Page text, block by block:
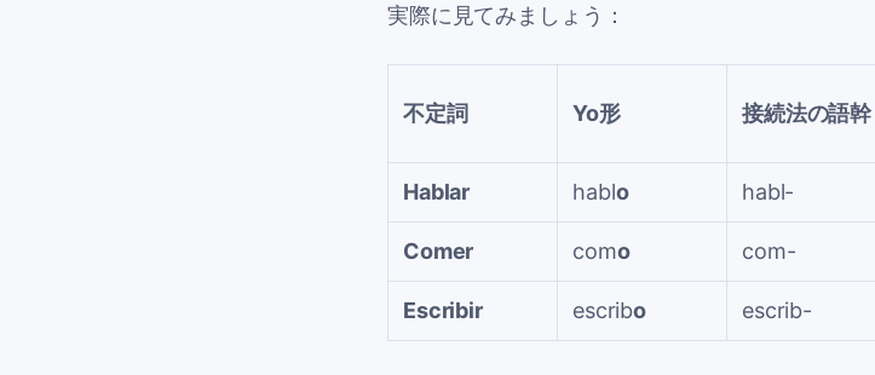
実際に見てみましょう：
不定詞 Yo形 接続法の語幹
Hablar hablo habl-
Comer como com-
Escribir escribo escrib-